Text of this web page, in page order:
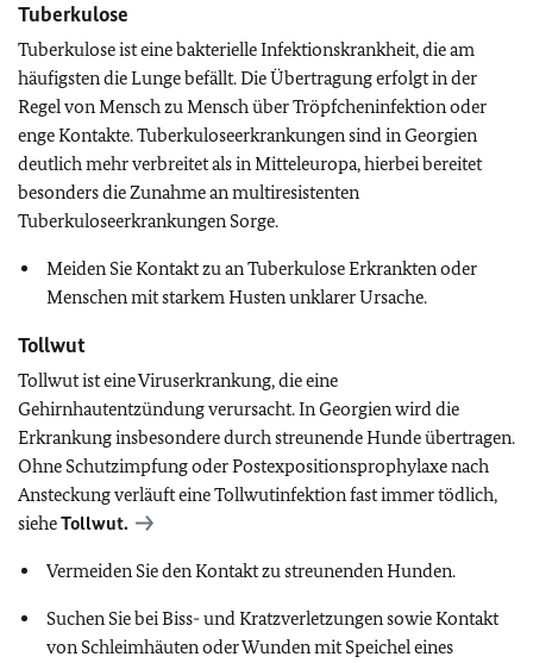
Tuberkulose
Tuberkulose ist eine bakterielle Infektionskrankheit, die am
häufigsten die Lunge befällt. Die Übertragung erfolgt in der
Regel von Mensch zu Mensch über Tröpfcheninfektion oder
enge Kontakte. Tuberkuloseerkrankungen sind in Georgien
deutlich mehr verbreitet als in Mitteleuropa, hierbei bereitet
besonders die Zunahme an multiresistenten
Tuberkuloseerkrankungen Sorge.
Meiden Sie Kontakt zu an Tuberkulose Erkrankten oder
Menschen mit starkem Husten unklarer Ursache.
Tollwut
Tollwut ist eine Viruserkrankung, die eine
Gehirnhautentzündung verursacht. In Georgien wird die
Erkrankung insbesondere durch streunende Hunde übertragen.
Ohne Schutzimpfung oder Postexpositionsprophylaxe nach
Ansteckung verläuft eine Tollwutinfektion fast immer tödlich,
sieheTollwut.
Vermeiden Sie den Kontakt zu streunenden Hunden.
Suchen Sie bei Biss- und Kratzverletzungen sowie Kontakt
von Schleimhäuten oder Wunden mit Speichel eines